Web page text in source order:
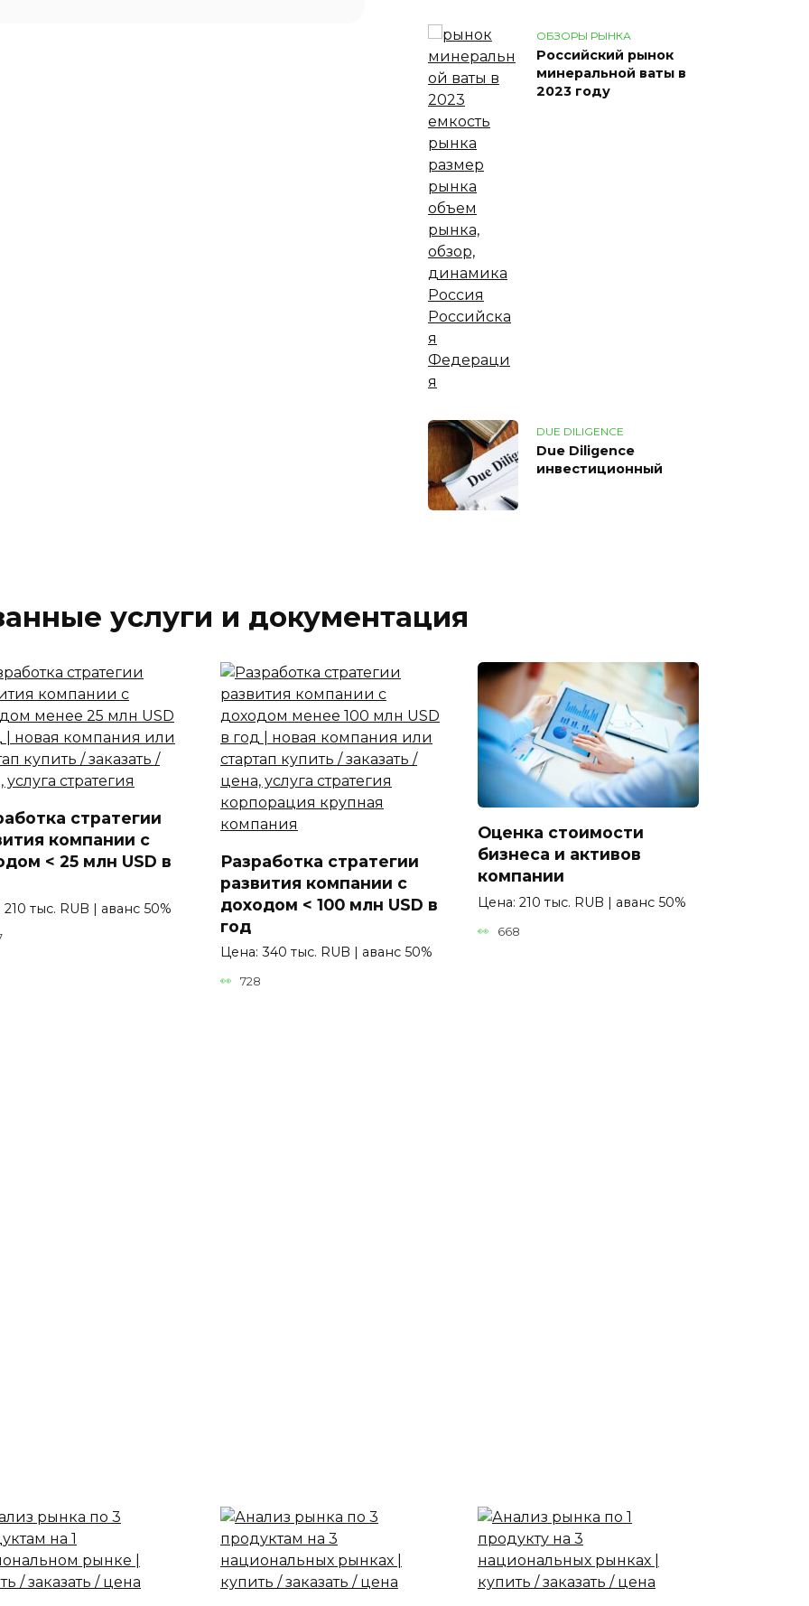
ОБЗОРЫ РЫНКА
Российский рынок
минеральной ваты в
2023 году
DUE DILIGENCE
Due Diligence
инвестиционный
услуги и документация
стратегии
компании с
< 25 млн USD в
тыс. RUB | аванс 50%
Разработка стратегии
развития компании с
доходом < 100 млн USD в
год
Цена: 340 тыс. RUB | аванс 50%
728
Оценка стоимости
бизнеса и активов
компании
Цена: 210 тыс. RUB | аванс 50%
668